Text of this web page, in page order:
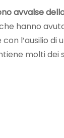
avvalse
hanno
l’ausilio
molti dei